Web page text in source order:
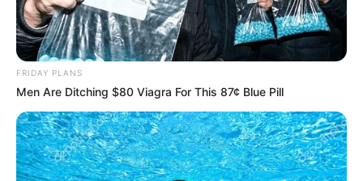
NT Επιμέλεια
Σωτήρης Μπαρσάκης
Δημοσίευση
16/06/2026, 12:37 · 12:37 ΜΜ
Τελευταία ενημέρωση
16/06/2026, 12:37 · 12:37 ΜΜ
Σύνοψη άρθρου
Τα βασικά σημεία της είδησης
FRIDAY PLANS
Men Are Ditching $80 Viagra For This 87¢ Blue Pill